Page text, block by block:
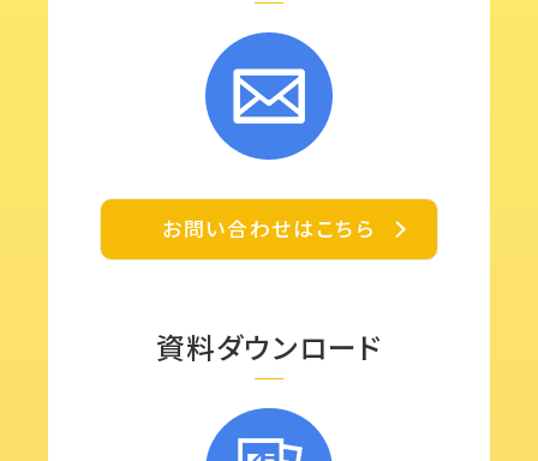
資料ダウンロード
お問い合わせはこちら